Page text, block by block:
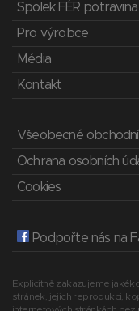
Spolek FÉR potravina
Pro výrobce
Média
Kontakt
Všeobecné
Ochrana osobních
Cookies
Podpořte nás na
Explicitně zakazujeme
stránek, jejich reprodukci,